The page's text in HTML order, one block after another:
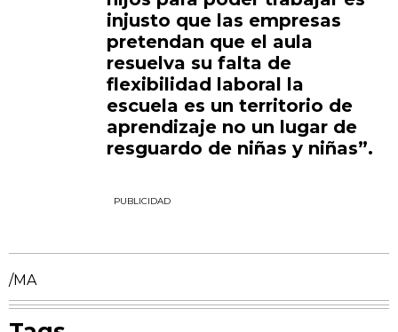
injusto que las empresas
pretendan que el aula
resuelva su falta de
flexibilidad laboral la
escuela es un territorio de
aprendizaje no un lugar de
resguardo de niñas y niñas”.
PUBLICIDAD
/MA